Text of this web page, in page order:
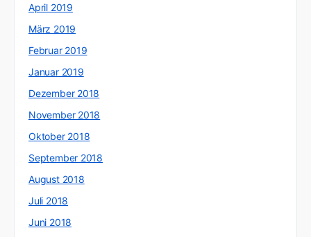
April 2019
März 2019
Februar 2019
Januar 2019
Dezember 2018
November 2018
Oktober 2018
September 2018
August 2018
Juli 2018
Juni 2018